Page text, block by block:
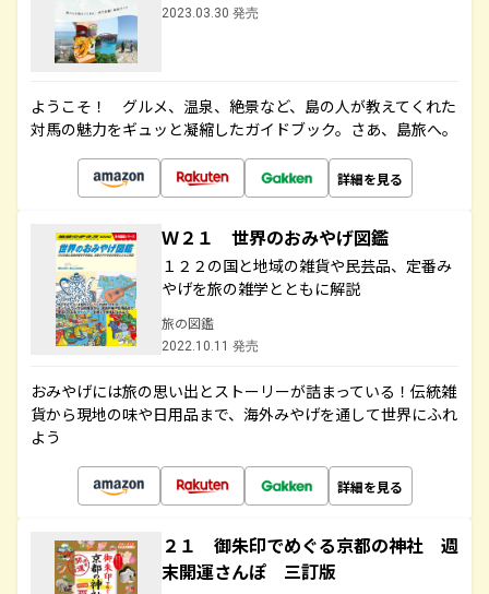
2023.03.30 発売
ようこそ！ グルメ、温泉、絶景など、島の人が教えてくれた
対馬の魅力をギュッと凝縮したガイドブック。さあ、島旅へ。
詳細を見る
Ｗ２１ 世界のおみやげ図鑑
１２２の国と地域の雑貨や民芸品、定番み
やげを旅の雑学とともに解説
旅の図鑑
2022.10.11 発売
おみやげには旅の思い出とストーリーが詰まっている！伝統雑
貨から現地の味や日用品まで、海外みやげを通して世界にふれ
よう
詳細を見る
２１ 御朱印でめぐる京都の神社 週
末開運さんぽ 三訂版